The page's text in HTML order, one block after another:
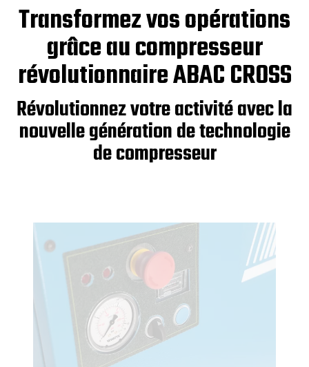
Transformez vos opérations
grâce au compresseur
révolutionnaire ABAC CROSS
Révolutionnez votre activité avec la
nouvelle génération de technologie
de compresseur